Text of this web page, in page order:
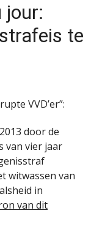
jour:
te
VVD’er”:
door de
van vier jaar
witwassen van
in
van dit